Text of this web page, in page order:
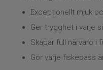
Exceptionellt mjuk
Ger trygghet i varje
Skapar full närvaro i
Gör varje fiskepass